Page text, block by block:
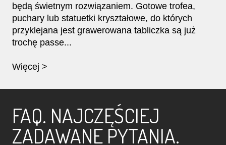
będą świetnym rozwiązaniem. Gotowe trofea,
puchary lub statuetki kryształowe, do których
przyklejana jest grawerowana tabliczka są już
trochę passe...
Więcej >
FAQ. NAJCZĘŚCIEJ
ZADAWANE PYTANIA.